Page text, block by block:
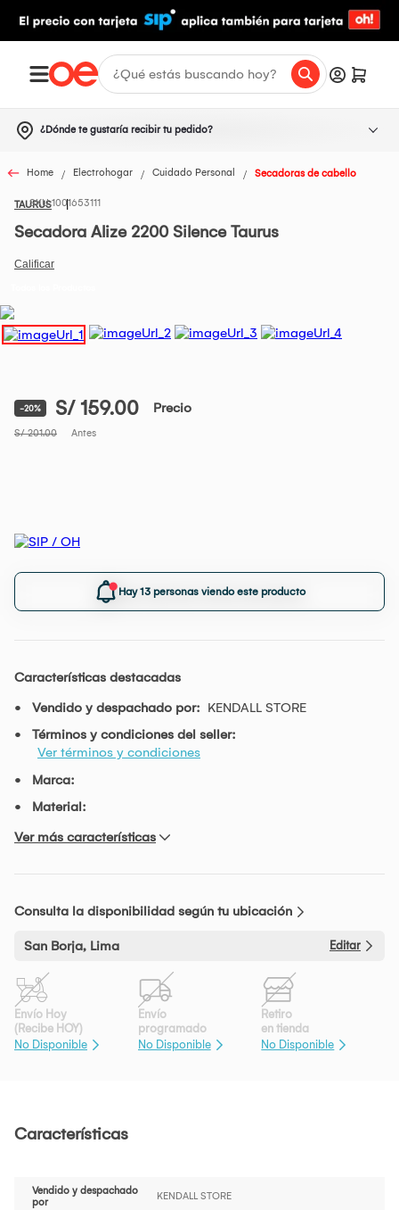
¿Dónde te gustaría recibir tu pedido?
Home Electrohogar Cuidado Personal Secadoras de cabello
TAURUS1001653111
Secadora Alize 2200 Silence Taurus
-20% S/ 159.00 Precio
S/ 201.00 Antes
Hay 13 personas viendo este producto
Características destacadas
Vendido y despachado por: KENDALL STORE
Términos y condiciones del seller:
Ver términos y condiciones
Marca:
Material:
Ver más características
Consulta la disponibilidad según tu ubicación
San Borja, Lima Editar
Envío Hoy
(Recibe HOY)
No Disponible
Envío
programado
No Disponible
Retiro
en tienda
No Disponible
Características
Vendido y despachado
por
KENDALL STORE